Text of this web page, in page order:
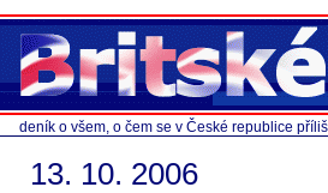
deník o všem, o čem se v České republice
13. 10. 2006